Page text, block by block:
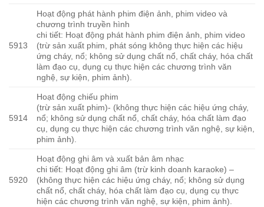
5913
Hoạt động phát hành phim điện ảnh, phim video và
chương trình truyền hình
chi tiết: Hoạt động phát hành phim điện ảnh, phim video
(trừ sản xuất phim, phát sóng không thực hiện các hiệu
ứng cháy, nổ; không sử dụng chất nổ, chất cháy, hóa chất
làm đạo cụ, dụng cụ thực hiện các chương trình văn
nghệ, sự kiện, phim ảnh).
5914
Hoạt động chiếu phim
(trừ sản xuất phim)- (không thực hiện các hiệu ứng cháy,
nổ; không sử dụng chất nổ, chất cháy, hóa chất làm đạo
cụ, dụng cụ thực hiện các chương trình văn nghệ, sự kiện,
phim ảnh).
5920
Hoạt động ghi âm và xuất bản âm nhạc
chi tiết: Hoạt động ghi âm (trừ kinh doanh karaoke) –
(không thực hiện các hiệu ứng cháy, nổ; không sử dụng
chất nổ, chất cháy, hóa chất làm đạo cụ, dụng cụ thực
hiện các chương trình văn nghệ, sự kiện, phim ảnh).